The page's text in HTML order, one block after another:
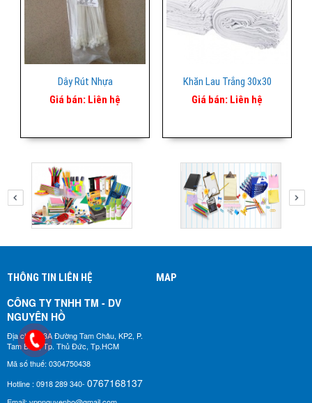
Dây Rút Nhựa
Giá bán: Liên hệ
Khăn Lau Trắng 30x30
Giá bán: Liên hệ
THÔNG TIN LIÊN HỆ
CÔNG TY TNHH TM - DV
NGUYÊN HỒ​
Địa chỉ: 183A Đường Tam Châu, KP2, P.
Tam Bình, Tp. Thủ Đức, Tp.HCM
Mã số thuế: 0304750438
Hotline : 0918 289 340- 0767168137
MAP